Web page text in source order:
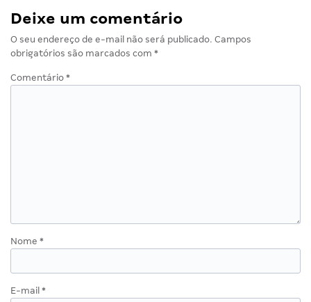
Deixe um comentário
O seu endereço de e-mail não será publicado. Campos
obrigatórios são marcados com *
Comentário *
Nome *
E-mail *